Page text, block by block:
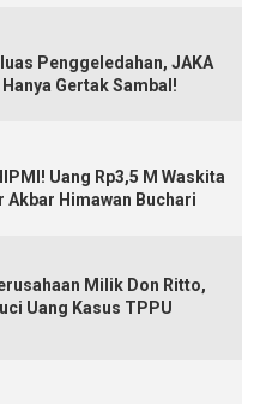
Penggeledahan, JAKA
Gertak Sambal!
Uang Rp3,5 M Waskita
Akbar Himawan Buchari
Milik Don Ritto,
Uang Kasus TPPU